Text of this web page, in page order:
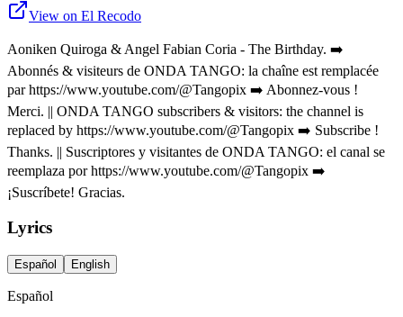
View on El Recodo
Aoniken Quiroga & Angel Fabian Coria - The Birthday. ➡️
Abonnés & visiteurs de ONDA TANGO: la chaîne est remplacée
par https://www.youtube.com/@Tangopix ➡️ Abonnez-vous !
Merci. || ONDA TANGO subscribers & visitors: the channel is
replaced by https://www.youtube.com/@Tangopix ➡️ Subscribe !
Thanks. || Suscriptores y visitantes de ONDA TANGO: el canal se
reemplaza por https://www.youtube.com/@Tangopix ➡️
¡Suscríbete! Gracias.
Lyrics
Español English
Español